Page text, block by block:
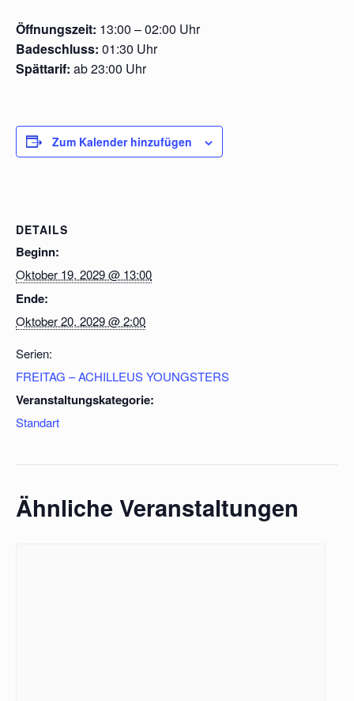
Öffnungszeit: 13:00 – 02:00 Uhr
Badeschluss: 01:30 Uhr
Spättarif: ab 23:00 Uhr
Zum Kalender hinzufügen
DETAILS
Beginn:
Oktober 19, 2029 @ 13:00
Ende:
Oktober 20, 2029 @ 2:00
Serien:
FREITAG – ACHILLEUS YOUNGSTERS
Veranstaltungskategorie:
Standart
Ähnliche Veranstaltungen